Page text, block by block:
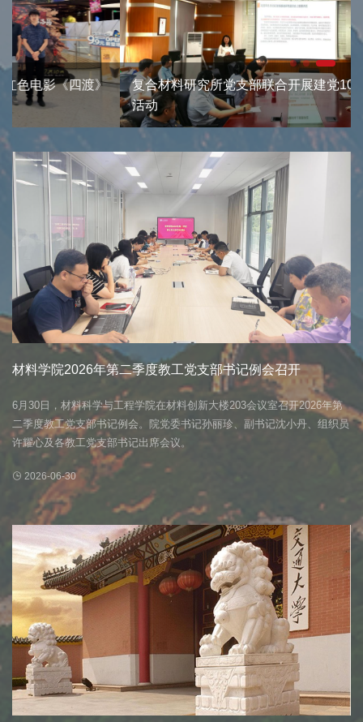
复合材料研究所党支部联合开展建党105周年主题党日
活动
材料学院2026年第二季度教工党支部书记例会召开
6月30日，材料科学与工程学院在材料创新大楼203会议室召开2026年第
二季度教工党支部书记例会。院党委书记孙丽珍、副书记沈小丹、组织员
许耀心及各教工党支部书记出席会议。
2026-06-30